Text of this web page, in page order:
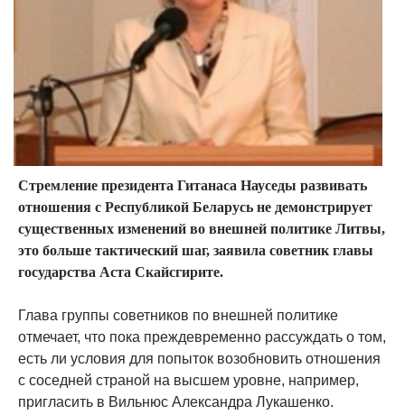
Стремление президента Гитанаса Науседы развивать
отношения с Республикой Беларусь не демонстрирует
существенных изменений во внешней политике Литвы,
это больше тактический шаг, заявила советник главы
государства Аста Скайсгирите.
Глава группы советников по внешней политике
отмечает, что пока преждевременно рассуждать о том,
есть ли условия для попыток возобновить отношения
с соседней страной на высшем уровне, например,
пригласить в Вильнюс Александра Лукашенко.